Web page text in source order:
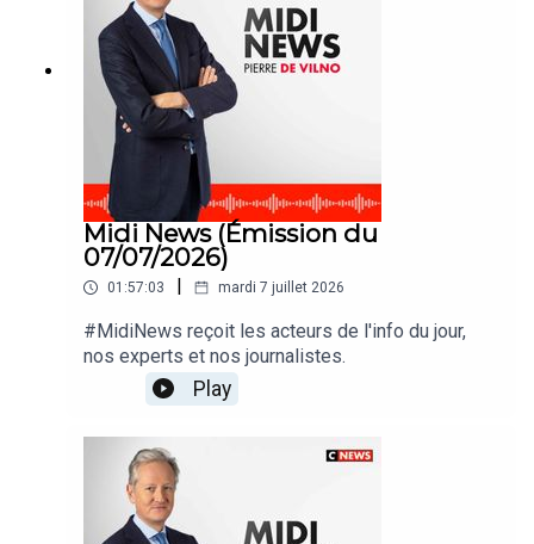
Midi News (Émission du
07/07/2026)
01:57:03 | mardi 7 juillet 2026
#MidiNews reçoit les acteurs de l'info du jour,
nos experts et nos journalistes.
Play